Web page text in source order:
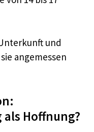
und
angemessen
Hoffnung?